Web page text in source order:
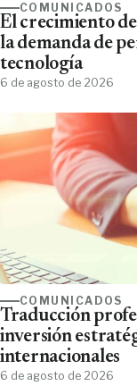
COMUNICADOS
El crecimiento
la demanda de
tecnología
6 de agosto de 2026
COMUNICADOS
Traducción
inversión
internacionales
6 de agosto de 2026